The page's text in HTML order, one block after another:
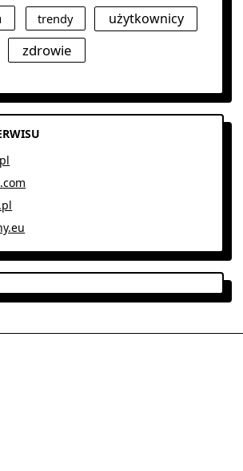
trendy
użytkownicy
zdrowie